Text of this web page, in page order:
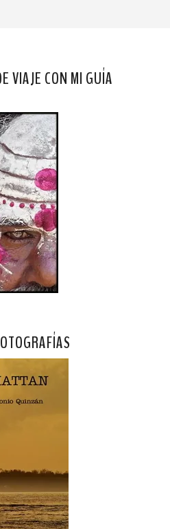
VIAJE CON MI GUÍA